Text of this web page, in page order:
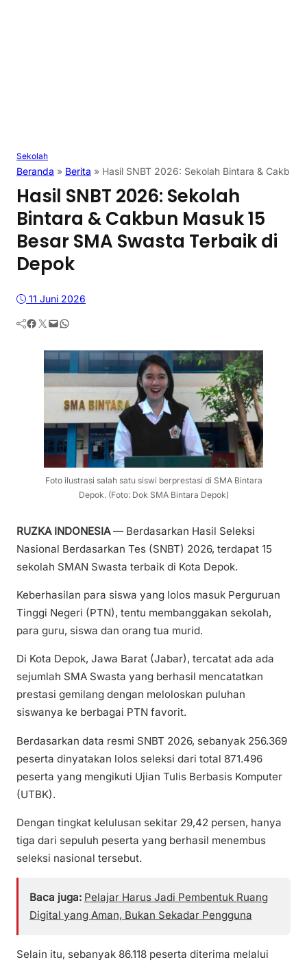
Sekolah
Beranda » Berita » Hasil SNBT 2026: Sekolah Bintara &
Hasil SNBT 2026: Sekolah
Bintara & Cakbun Masuk 15
Besar SMA Swasta Terbaik di
Depok
11 Juni 2026
Facebook Twitter Mail WhatsApp
Foto ilustrasi salah satu siswi berprestasi di SMA Bintara
Depok. (Foto: Dok SMA Bintara Depok)
RUZKA INDONESIA— Berdasarkan Hasil Seleksi
Nasional Berdasarkan Tes (SNBT) 2026, terdapat 15
sekolah SMAN Swasta terbaik di Kota Depok.
Keberhasilan para siswa yang lolos masuk Perguruan
Tinggi Negeri (PTN), tentu membanggakan sekolah,
para guru, siswa dan orang tua murid.
Di Kota Depok, Jawa Barat (Jabar), tercatat ada ada
sejumlah SMA Swasta yang berhasil mencatatkan
prestasi gemilang dengan meloloskan puluhan
siswanya ke berbagai PTN favorit.
Berdasarkan data resmi SNBT 2026, sebanyak 256.369
peserta dinyatakan lolos seleksi dari total 871.496
peserta yang mengikuti Ujian Tulis Berbasis Komputer
(UTBK).
Dengan tingkat kelulusan sekitar 29,42 persen, hanya
tiga dari sepuluh peserta yang berhasil menembus
seleksi nasional tersebut.
Baca juga: Pelajar Harus Jadi Pembentuk Ruang
Digital yang Aman, Bukan Sekadar Pengguna
Selain itu, sebanyak 86.118 peserta diterima melalui